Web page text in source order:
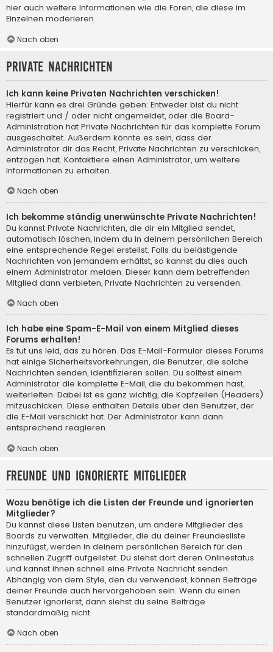
hier auch weitere Informationen wie die Foren, die diese im
Einzelnen moderieren.
Nach oben
Private Nachrichten
Ich kann keine Privaten Nachrichten verschicken!
Hierfür kann es drei Gründe geben: Entweder bist du nicht
registriert und / oder nicht angemeldet, oder die Board-
Administration hat Private Nachrichten für das komplette Forum
ausgeschaltet. Außerdem könnte es sein, dass der
Administrator dir das Recht, Private Nachrichten zu verschicken,
entzogen hat. Kontaktiere einen Administrator, um weitere
Informationen zu erhalten.
Nach oben
Ich bekomme ständig unerwünschte Private Nachrichten!
Du kannst Private Nachrichten, die dir ein Mitglied sendet,
automatisch löschen, indem du in deinem persönlichen Bereich
eine entsprechende Regel erstellst. Falls du belästigende
Nachrichten von jemandem erhältst, so kannst du dies auch
einem Administrator melden. Dieser kann dem betreffenden
Mitglied dann verbieten, Private Nachrichten zu versenden.
Nach oben
Ich habe eine Spam-E-Mail von einem Mitglied dieses
Forums erhalten!
Es tut uns leid, das zu hören. Das E-Mail-Formular dieses Forums
hat einige Sicherheitsvorkehrungen, die Benutzer, die solche
Nachrichten senden, identifizieren sollen. Du solltest einem
Administrator die komplette E-Mail, die du bekommen hast,
weiterleiten. Dabei ist es ganz wichtig, die Kopfzeilen (Headers)
mitzuschicken. Diese enthalten Details über den Benutzer, der
die E-Mail verschickt hat. Der Administrator kann dann
entsprechend reagieren.
Nach oben
Freunde und ignorierte Mitglieder
Wozu benötige ich die Listen der Freunde und ignorierten
Mitglieder?
Du kannst diese Listen benutzen, um andere Mitglieder des
Boards zu verwalten. Mitglieder, die du deiner Freundesliste
hinzufügst, werden in deinem persönlichen Bereich für den
schnellen Zugriff aufgelistet. Du siehst dort deren Onlinestatus
und kannst ihnen schnell eine Private Nachricht senden.
Abhängig von dem Style, den du verwendest, können Beiträge
deiner Freunde auch hervorgehoben sein. Wenn du einen
Benutzer ignorierst, dann siehst du seine Beiträge
standardmäßig nicht.
Nach oben